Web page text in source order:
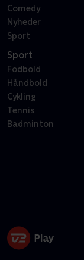
Comedy
Nyheder
Sport
Sport
Fodbold
Håndbold
Cykling
Tennis
Badminton